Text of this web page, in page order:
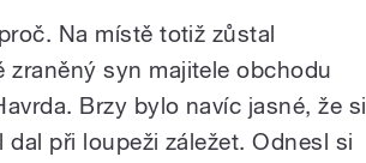
Na místě totiž zůstal
zraněný syn majitele obchodu
Brzy bylo navíc jasné, že si
dal při loupeži záležet. Odnesl si